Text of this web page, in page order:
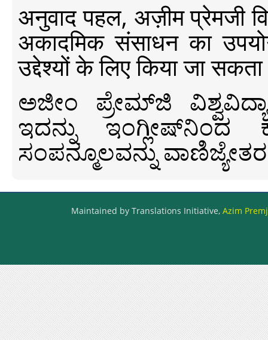
अनुवाद पहल, अज़ीम प्रेमजी
अकादमिक संसाधन का
उद्देश्यों के लिए किया जा
ಅಜೀಂ ಪ್ರೇಮ್‍ಜಿ
ಇದನ್ನು ಇಂಗ್ಲೀಷ್‍ನಿಂದ
ಸಂಪನ್ಮೂಲವನ್ನು
Maintained by Translations Initiative, Azim